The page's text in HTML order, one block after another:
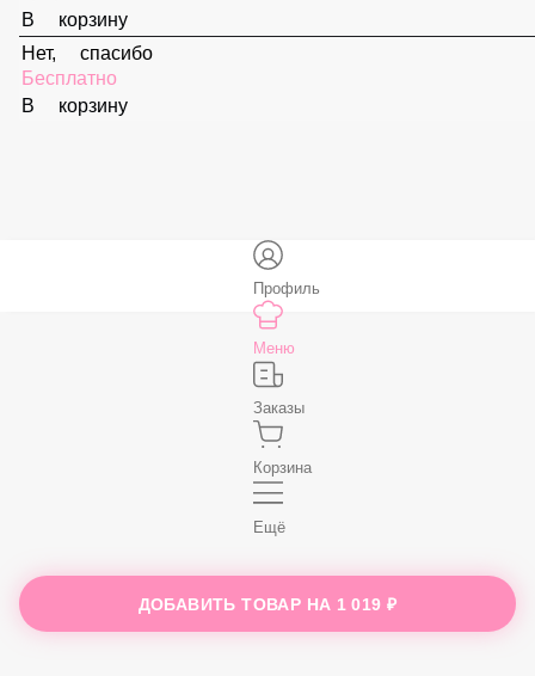
Соус «Ореховый»
59 ₽
В корзину
Соус «Спайси»
ДОБАВИТЬ ТОВАР НА 1 019 ₽
Профиль
Меню
Заказы